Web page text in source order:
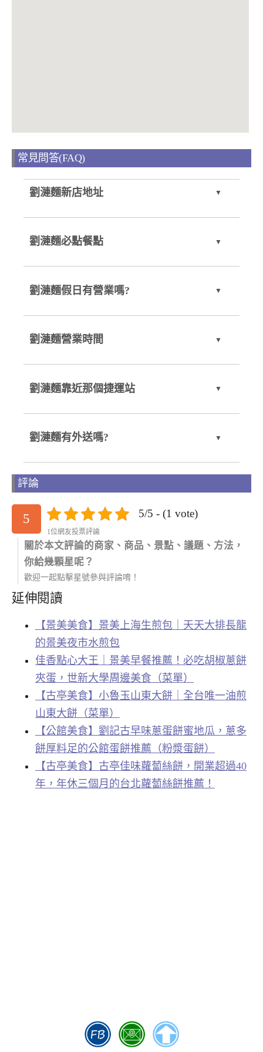
常見問答(FAQ)
劉漣麵新店地址
劉漣麵必點餐點
劉漣麵假日有營業嗎?
劉漣麵營業時間
劉漣麵靠近那個捷運站
劉漣麵有外送嗎?
評論
5 5/5 - (1 vote)
1位網友投票評論
關於本文評論的商家、商品、景點、議題、方法，
你給幾顆星呢？
歡迎一起點擊星號參與評論唷！
延伸閱讀
【景美美食】景美上海生煎包｜天天大排長龍
的景美夜市水煎包
佳香點心大王｜景美早餐推薦！必吃胡椒蔥餅
夾蛋，世新大學周邊美食（菜單）
【古亭美食】小魯玉山東大餅｜全台唯一油煎
山東大餅（菜單）
【公館美食】劉記古早味蔥蛋餅蜜地瓜，蔥多
餅厚料足的公館蛋餅推薦（粉漿蛋餅）
【古亭美食】古亭佳味蘿蔔絲餅，開業超過40
年，年休三個月的台北蘿蔔絲餅推薦！